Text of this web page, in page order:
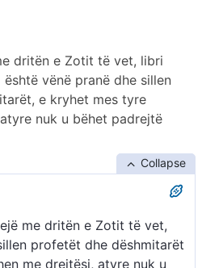
dritën e Zotit të vet, libri
vënë pranë dhe sillen
e kryhet mes tyre
nuk u bëhet padrejtë
Collapse
me dritën e Zotit të vet,
profetët dhe dëshmitarët
me drejtësi, atyre nuk u